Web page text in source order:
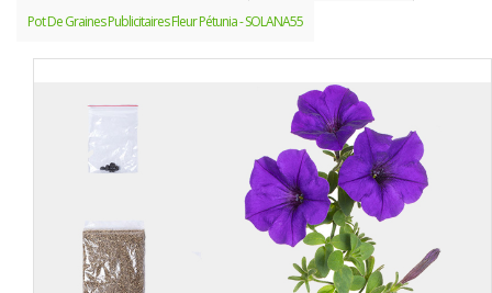
Pot De Graines Publicitaires Fleur Pétunia - SOLANA55